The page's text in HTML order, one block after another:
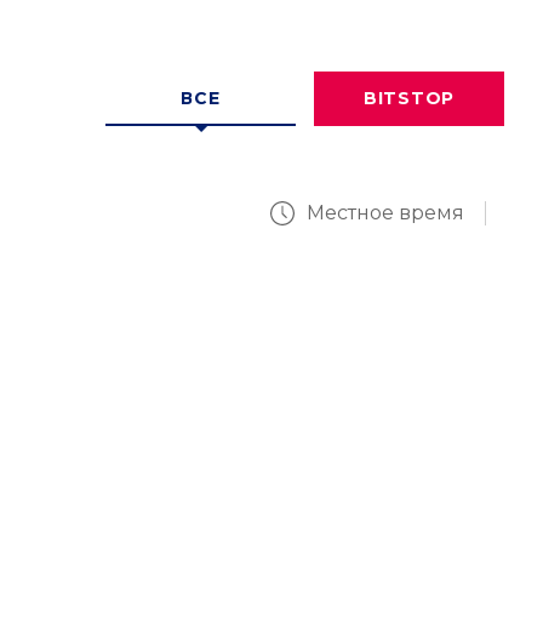
ВСЕ BITSTOP
Местное время